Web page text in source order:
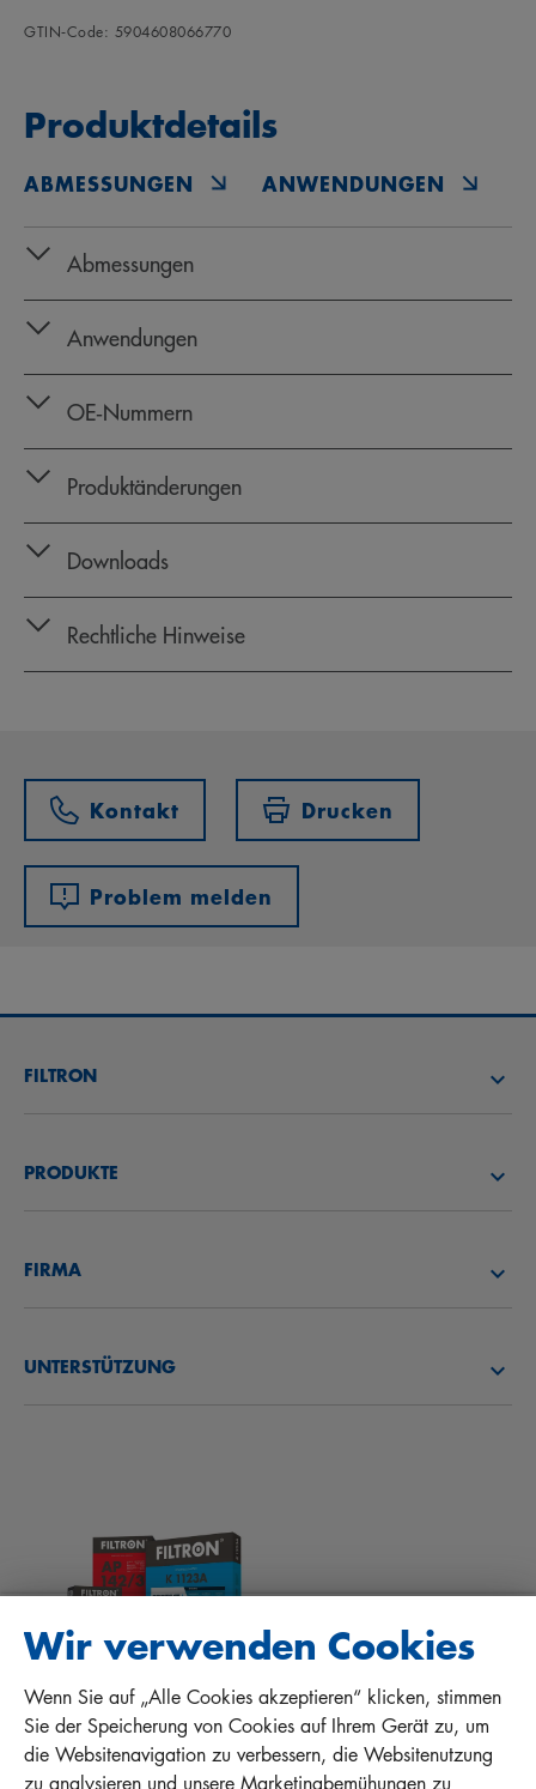
GTIN‑Code: 5904608066770
Produktdetails
ABMESSUNGEN ANWENDUNGEN
Abmessungen
Anwendungen
OE‑Nummern
Produktänderungen
Downloads
Rechtliche Hinweise
Kontakt Drucken
Problem melden
FILTRON
PRODUKTE
PROTECT+
FIRMA
UNTERSTÜTZUNG
FAQ
MANN+HUMMEL FT Poland
Sp. z o. o. Sp. k.
ul. Wrocławska 145, 63-800 GOSTYŃ, POLAND
Wir verwenden Cookies
Wenn Sie auf „Alle Cookies akzeptieren“ klicken, stimmen
Sie der Speicherung von Cookies auf Ihrem Gerät zu, um
die Websitenavigation zu verbessern, die Websitenutzung
zu analysieren und unsere Marketingbemühungen zu